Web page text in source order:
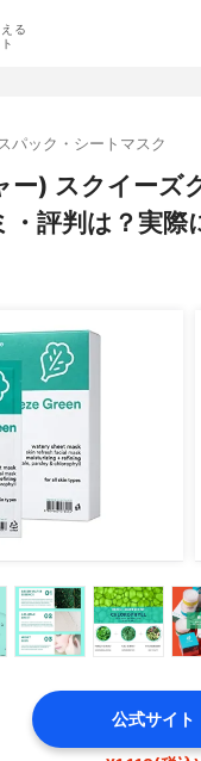
る
パック・シートマスク
) スクイーズ
評判は？実
公式サイト